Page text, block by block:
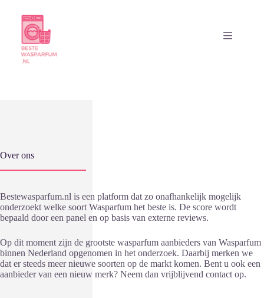
inhoud
Over ons
Bestewasparfum.nl is een platform dat zo onafhankelijk mogelijk
onderzoekt welke soort Wasparfum het beste is. De score wordt
bepaald door een panel en op basis van externe reviews.
Op dit moment zijn de grootste wasparfum aanbieders van Wasparfum
binnen Nederland opgenomen in het onderzoek. Daarbij merken we
dat er steeds meer nieuwe soorten op de markt komen. Bent u ook een
aanbieder van een nieuw merk? Neem dan vrijblijvend contact op.